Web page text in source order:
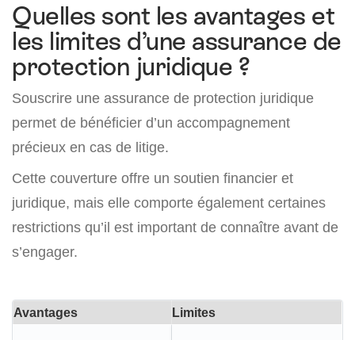
Quelles sont les avantages et
les limites d’une assurance de
protection juridique ?
Souscrire une assurance de protection juridique
permet de bénéficier d’un accompagnement
précieux en cas de litige.
Cette couverture offre un soutien financier et
juridique, mais elle comporte également certaines
restrictions qu’il est important de connaître avant de
s’engager.
Avantages Limites